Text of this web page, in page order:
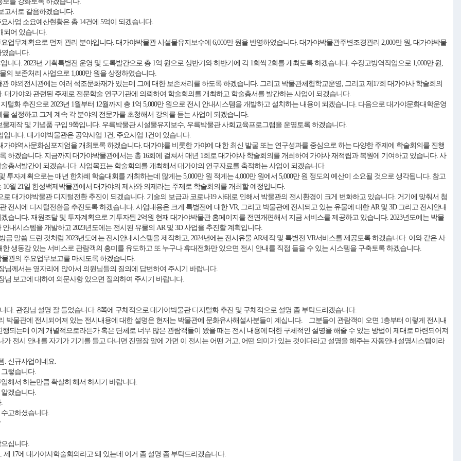
서로 갈음하겠습니다.
사업 소요예산현황은 총 14건에 5억이 되겠습니다.
되어 있습니다.
업무계획으로 먼저 관리 분야입니다. 대가야박물관 시설물유지보수에 6,000만 원을 반영하였습니다. 대가야박물관주변조경관리 2,000만 원, 대가야박물
였습니다.
니다. 2023년 기획특별전 운영 및 도록발간으로 총 1억 원으로 상반기와 하반기에 각 1회씩 2회를 개최토록 하겠습니다. 수장고방역작업으로 1,000만 원,
의 보존처리 사업으로 1,000만 원을 상정하였습니다.
야외전시관에는 여러 석조문화재가 있는데 그에 대한 보존처리를 하도록 하겠습니다. 그리고 박물관체험학교운영, 그리고 제17회 대가야사 학술회의
. 대가야와 관련된 주제로 전문학술 연구기관에 의뢰하여 학술회의를 개최하고 학술총서를 발간하는 사업이 되겠습니다.
털화 추진으로 2023년 1월부터 12월까지 총 1억 5,000만 원으로 전시 안내시스템을 개발하고 설치하는 내용이 되겠습니다. 다음으로 대가야문화대학운영
설정하고 그게 계속 각 분야의 전문가를 초청해서 강의를 듣는 사업이 되겠습니다.
제작 및 기념품 구입 9쪽입니다. 우륵박물관 시설물유지보수, 우륵박물관 사회교육프로그램을 운영토록 하겠습니다.
니다. 대가야박물관은 공약사업 1건, 주요사업 1건이 있습니다.
야역사문화심포지엄을 개최토록 하겠습니다. 대가야를 비롯한 가야에 대한 최신 발굴 또는 연구성과를 중심으로 하는 다양한 주제에 학술회의를 진행
하겠습니다. 지금까지 대가야박물관에서는 총 16회에 걸쳐서 매년 1회로 대가야사 학술회의를 개최하여 가야사 재적립과 복원에 기여하고 있습니다. 사
총서발간이 되겠습니다. 사업목표는 학술회의를 개최해서 대가야의 연구자료를 축적하는 사업이 되겠습니다.
투자계획으로는 매년 한차례 학술대회를 개최하는데 많게는 5,000만 원 적게는 4,000만 원에서 5,000만 원 정도의 예산이 소요될 것으로 생각됩니다. 참고
10월 21일 한성백제박물관에서 대가야의 제사와 의제라는 주제로 학술회의를 개최할 예정입니다.
대가야박물관 디지털전환 추진이 되겠습니다. 기술의 보급과 코로나19 사태로 인해서 박물관의 전시환경이 크게 변화하고 있습니다. 거기에 맞춰서 첨
전시에 디지털전환을 추진토록 하겠습니다. 사업내용은 크게 특별전에 대한 VR, 그리고 박물관에 전시되고 있는 유물에 대한 AR 및 3D 그리고 전시안내
습니다. 재원조달 및 투자계획으로 기투자된 2억원 현재 대가야박물관 홈페이지를 전면개편해서 지금 서비스를 제공하고 있습니다. 2023년도에는 박물
내시스템을 개발하고 2023년도에는 전시된 유물의 AR 및 3D 사업을 추진할 계획입니다.
말씀 드린 것처럼 2023년도에는 전시안내시스템을 제작하고, 2024년에는 전시유물 AR제작 및 특별전 VR서비스를 제공토록 하겠습니다. 이와 같은 사
생동감 있는 서비스로 관람객의 흥미를 유도하고 또 누구나 휴대전화만 있으면 전시 안내를 직접 들을 수 있는 시스템을 구축토록 하겠습니다.
관의 주요업무보고를 마치도록 하겠습니다.
께서는 옆자리에 앉아서 의원님들의 질의에 답변하여 주시기 바랍니다.
보고에 대하여 의문사항 있으면 질의하여 주시기 바랍니다.
다. 관장님 설명 잘 들었습니다. 8쪽에 구체적으로 대가야박물관 디지털화 추진 및 구체적으로 설명 좀 부탁드리겠습니다.
박물관에 전시되어져 있는 전시내용에 대한 설명은 현재는 박물관에 문화유사해설사분들이 계십니다. 그분들이 관람객이 오면 1층부터 이렇게 전시내
되는데 이게 개별적으로라든가 혹은 단체로 너무 많은 관람객들이 왔을 때는 전시 내용에 대한 구체적인 설명을 해줄 수 있는 방법이 제대로 마련되어져
전시 안내를 자기가 기기를 들고 다니면 진열장 앞에 가면 이 전시는 어떤 거고, 어떤 의미가 있는 것이다라고 설명을 해주는 자동안내설명시스템이라
. 신규사업이네요.
렇습니다.
해서 하는만큼 확실히 해서 하시기 바랍니다.
겠습니다.
고하셨습니다.
십니다.
17에 대가야사학술회의라고 돼 있는데 이거 좀 설명 좀 부탁드리겠습니다.